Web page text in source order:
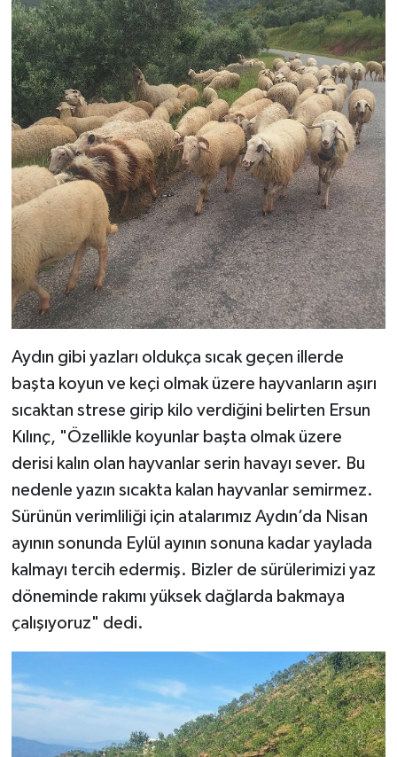
Aydın gibi yazları oldukça sıcak geçen illerde
başta koyun ve keçi olmak üzere hayvanların aşırı
sıcaktan strese girip kilo verdiğini belirten Ersun
Kılınç, "Özellikle koyunlar başta olmak üzere
derisi kalın olan hayvanlar serin havayı sever. Bu
nedenle yazın sıcakta kalan hayvanlar semirmez.
Sürünün verimliliği için atalarımız Aydın’da Nisan
ayının sonunda Eylül ayının sonuna kadar yaylada
kalmayı tercih edermiş. Bizler de sürülerimizi yaz
döneminde rakımı yüksek dağlarda bakmaya
çalışıyoruz" dedi.